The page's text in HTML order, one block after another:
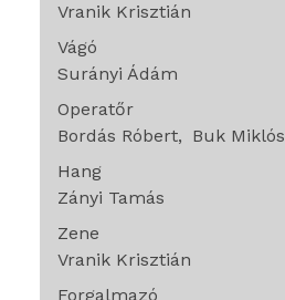
Vranik Krisztián
Vágó
Surányi Ádám
Operatőr
Bordás Róbert
Buk Miklós
Hang
Zányi Tamás
Zene
Vranik Krisztián
Forgalmazó